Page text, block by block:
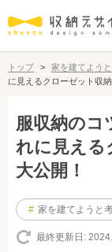
トップ > 家を建てよう
に見えるクローゼット収
服収納のコ
れに見える
大公開！
# 家を建てようと
最終更新日: